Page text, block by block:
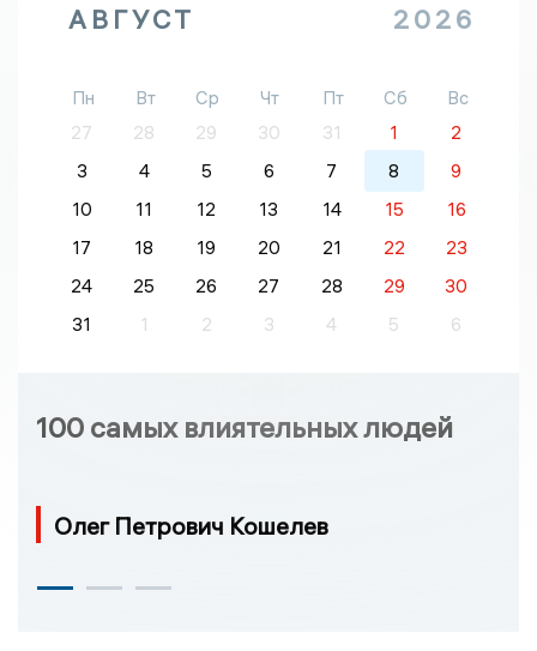
АВГУСТ 2026
Пн Вт Ср Чт Пт Сб
Вс
27
28 29 30 31 1
2
3
4 5 6 7 8
9
10
11 12 13 14 15
16
17
18 19 20 21 22
23
24
25 26 27 28 29
30
31
1 2 3 4 5 6
100 самых влиятельных людей
Олег Петрович Кошелев